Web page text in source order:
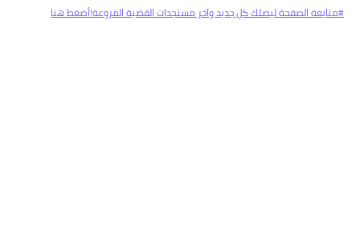
#متابعة الصفحة ليصلك كل جديد وآخر مستجدات القضية المروعة!أضغط هنا